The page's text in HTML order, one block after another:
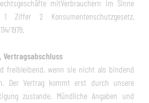
mitVerbrauchern im Sinne
2 Konsumentenschutzgesetz,
1979.
Vertragsabschluss
freibleibend, wenn sie nicht als bindend
Der Vertrag kommt erst durch unsere
zustande. Mündliche Angaben und